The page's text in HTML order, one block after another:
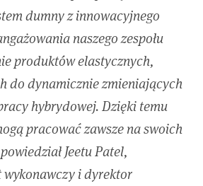
dumny z innowacyjnego
naszego zespołu
produktów elastycznych,
do dynamicznie zmieniających
hybrydowej. Dzięki temu
pracować zawsze na swoich
Jeetu Patel,
i dyrektor